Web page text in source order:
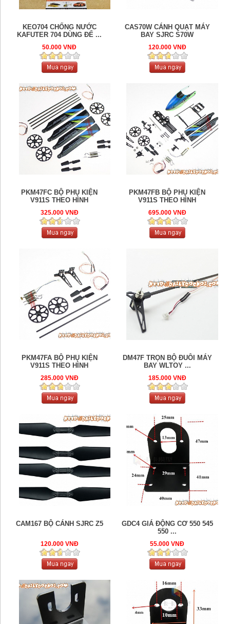
KEO704 CHỐNG NƯỚC
KAFUTER 704 DÙNG ĐỂ ...
50.000 VNĐ
CAS70W CÁNH QUẠT MÁY
BAY SJRC S70W
120.000 VNĐ
PKM47FC BỘ PHỤ KIỆN
V911S THEO HÌNH
325.000 VNĐ
PKM47FB BỘ PHỤ KIỆN
V911S THEO HÌNH
695.000 VNĐ
PKM47FA BỘ PHỤ KIỆN
V911S THEO HÌNH
285.000 VNĐ
DM47F TRỌN BỘ ĐUÔI MÁY
BAY WLTOY ...
185.000 VNĐ
CAM167 BỘ CÁNH SJRC Z5
120.000 VNĐ
GDC4 GIÁ ĐỘNG CƠ 550 545
550 ...
55.000 VNĐ